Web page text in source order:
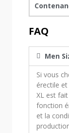
FAQ
Men
Si vous
érectile
XL est
fonction
et la